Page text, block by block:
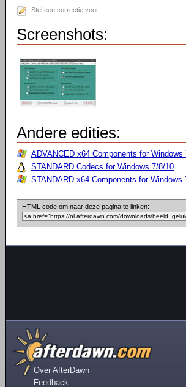
Stel een correctie voor
Screenshots:
Andere edities:
ADVANCED x64 Components for Windows
STANDARD Codecs for Windows 7/8/10
STANDARD x64 Components for Windows
HTML code om naar deze pagina te linken:
Over AfterDawn
Feedback